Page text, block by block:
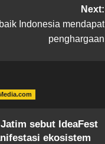
Next:
Indonesia mendapat
penghargaan
sebut IdeaFest
ekosistem